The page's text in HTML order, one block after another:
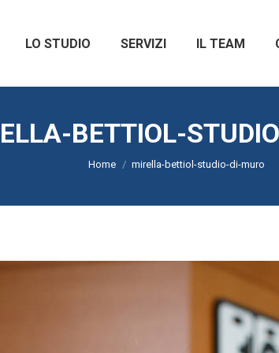
LO STUDIO SERVIZI IL TEAM
BETTIOL-
Home mirella-bettiol-studio-di-muro